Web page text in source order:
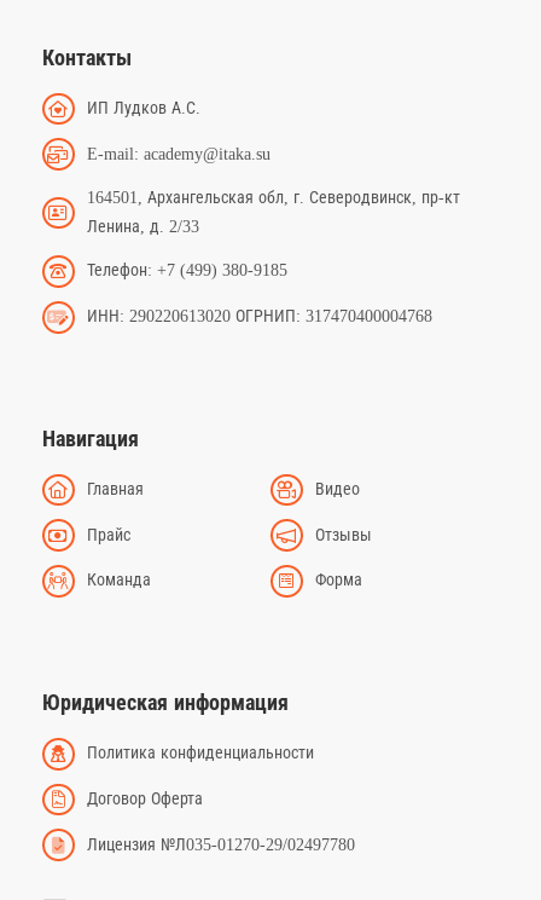
Контакты
ИП Лудков А.С.
E-mail: academy@itaka.su
164501, Архангельская обл, г. Северодвинск, пр-кт
Ленина, д. 2/33
Телефон: +7 (499) 380-9185
ИНН: 290220613020 ОГРНИП: 317470400004768
Навигация
Главная Видео
Прайс Отзывы
Команда Форма
Юридическая информация
Политика конфиденциальности
Договор Оферта
Лицензия №Л035-01270-29/02497780